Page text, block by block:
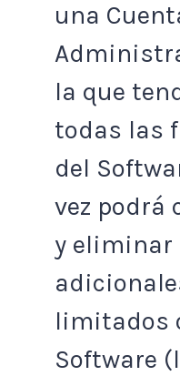
una
la que
todas las
del
vez podrá
y eliminar
limitados
Software